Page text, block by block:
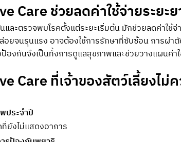
Care ช่วยลดค่าใช้จ่ายระยะย
และตรวจพบโรคตั้งแต่ระยะเริ่มต้น มักช่วยลดค่าใช้จ่
อยจนรุนแรง อาจต้องใช้การรักษาที่ซับซ้อน การผ่า
ป้องกันจึงเป็นทั้งการดูแลสุขภาพและช่วยวางแผนค่า
Care ที่เจ้าของสัตว์เลี้ยงไม่
ประจำปี
ยังไม่แสดงอาการ